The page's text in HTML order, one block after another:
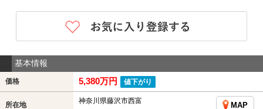
基本情報
価格 5,380万円 値下がり
所在地 神奈川県藤沢市西富
MAP